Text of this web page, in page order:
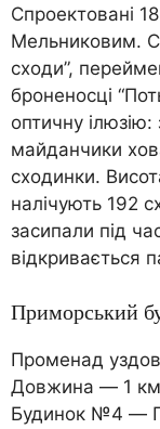
Спроектовані
Мельниковим.
сходи”,
броненосці
оптичну
майданчики
сходинки.
налічують 192
засипали під
відкривається
Приморський
Променад
Довжина — 1
Будинок №4 —